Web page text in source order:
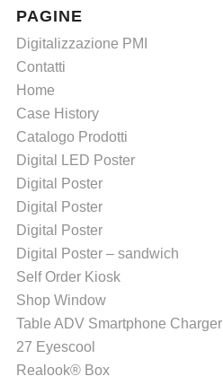
PAGINE
Digitalizzazione PMI
Contatti
Home
Case History
Catalogo Prodotti
Digital LED Poster
Digital Poster
Digital Poster
Digital Poster
Digital Poster – sandwich
Self Order Kiosk
Shop Window
Table ADV Smartphone Charger
27 Eyescool
Realook® Box